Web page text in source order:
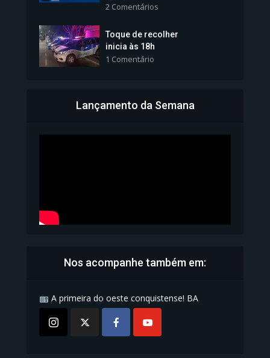
1.101 Modos de exibição
Bahia inicia emissão da
2 Comentários
Toque de recolher
inicia às 18h
1 Comentário
Lançamento da Semana
Nos acompanhe também em:
A primeira do oeste conquistense! BA